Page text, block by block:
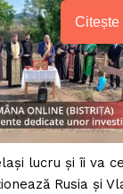
Citește
lucru și îi va
Rusia și